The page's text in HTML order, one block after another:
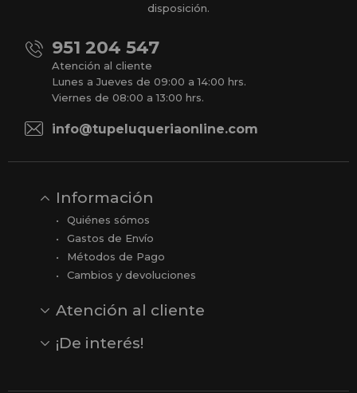
disposición.
951 204 547
Atención al cliente
Lunes a Jueves de 09:00 a 14:00 hrs.
Viernes de 08:00 a 13:00 hrs.
info@tupeluqueriaonline.com
Información
Quiénes sómos
Gastos de Envío
Métodos de Pago
Cambios y devoluciones
Atención al cliente
Opiniones
Reseñas en Google
¡De interés!